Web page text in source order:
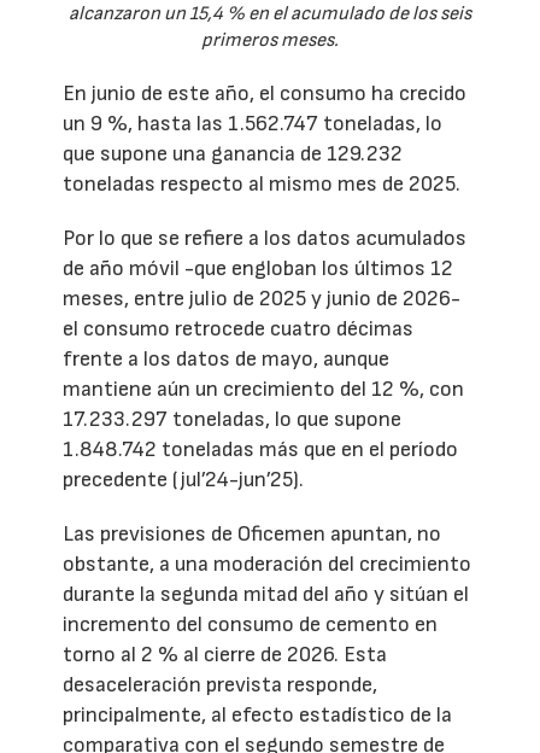
alcanzaron un 15,4 % en el acumulado de los seis
primeros meses.
En junio de este año, el consumo ha crecido
un 9 %, hasta las 1.562.747 toneladas, lo
que supone una ganancia de 129.232
toneladas respecto al mismo mes de 2025.
Por lo que se refiere a los datos acumulados
de año móvil -que engloban los últimos 12
meses, entre julio de 2025 y junio de 2026-
el consumo retrocede cuatro décimas
frente a los datos de mayo, aunque
mantiene aún un crecimiento del 12 %, con
17.233.297 toneladas, lo que supone
1.848.742 toneladas más que en el período
precedente (jul’24-jun’25).
Las previsiones de Oficemen apuntan, no
obstante, a una moderación del crecimiento
durante la segunda mitad del año y sitúan el
incremento del consumo de cemento en
torno al 2 % al cierre de 2026. Esta
desaceleración prevista responde,
principalmente, al efecto estadístico de la
comparativa con el segundo semestre de